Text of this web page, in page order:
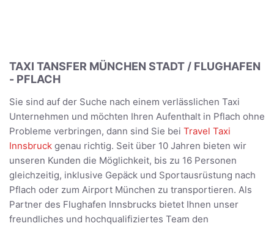
TAXI TANSFER MÜNCHEN STADT / FLUGHAFEN
- PFLACH
Sie sind auf der Suche nach einem verlässlichen Taxi
Unternehmen und möchten Ihren Aufenthalt in Pflach ohne
Probleme verbringen, dann sind Sie bei Travel Taxi
Innsbruck genau richtig. Seit über 10 Jahren bieten wir
unseren Kunden die Möglichkeit, bis zu 16 Personen
gleichzeitig, inklusive Gepäck und Sportausrüstung nach
Pflach oder zum Airport München zu transportieren. Als
Partner des Flughafen Innsbrucks bietet Ihnen unser
freundliches und hochqualifiziertes Team den